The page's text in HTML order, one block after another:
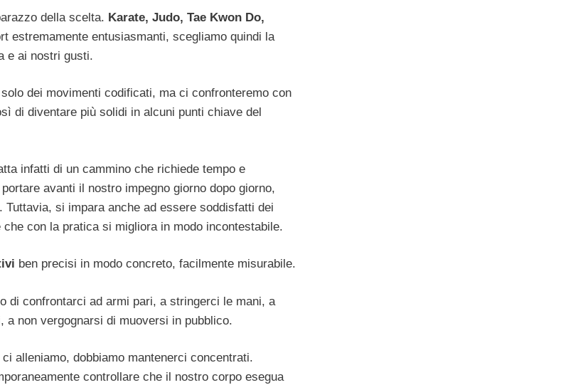
della scelta. Karate, Judo, Tae Kwon Do,
estremamente entusiasmanti, scegliamo quindi la
e ai nostri gusti.
dei movimenti codificati, ma ci confronteremo con
di diventare più solidi in alcuni punti chiave del
infatti di un cammino che richiede tempo e
avanti il nostro impegno giorno dopo giorno,
si impara anche ad essere soddisfatti dei
con la pratica si migliora in modo incontestabile.
ben precisi in modo concreto, facilmente misurabile.
di confrontarci ad armi pari, a stringerci le mani, a
non vergognarsi di muoversi in pubblico.
ci alleniamo, dobbiamo mantenerci concentrati.
controllare che il nostro corpo esegua